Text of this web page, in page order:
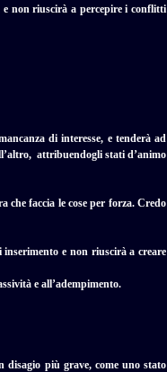
non riuscirà a percepire i conflitti
di interesse, e tenderà ad
attribuendogli stati d’animo
che faccia le cose per forza. Credo
e non riuscirà a creare
e all’adempimento.
disagio più grave, come uno stato